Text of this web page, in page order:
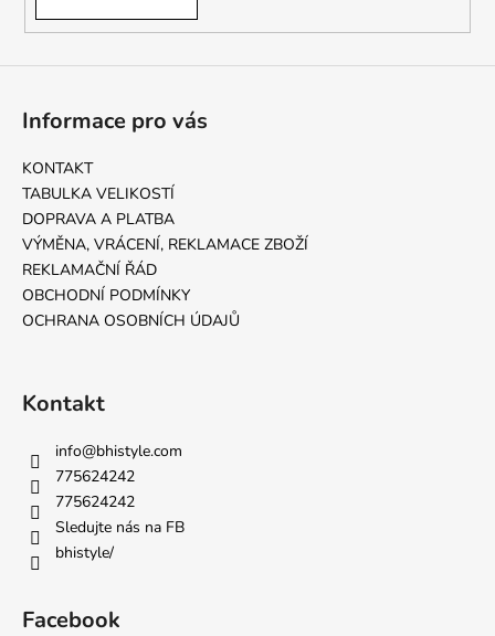
Informace pro vás
KONTAKT
TABULKA VELIKOSTÍ
DOPRAVA A PLATBA
VÝMĚNA, VRÁCENÍ, REKLAMACE ZBOŽÍ
REKLAMAČNÍ ŘÁD
OBCHODNÍ PODMÍNKY
OCHRANA OSOBNÍCH ÚDAJŮ
Kontakt
info@bhistyle.com
775624242
775624242
Sledujte nás na FB
bhistyle/
Facebook